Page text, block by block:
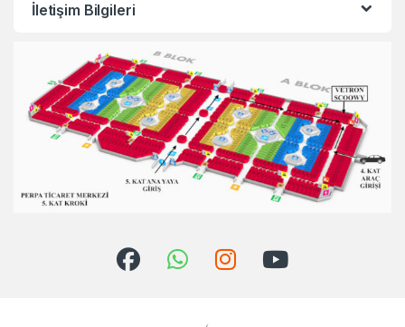
İletişim Bilgileri